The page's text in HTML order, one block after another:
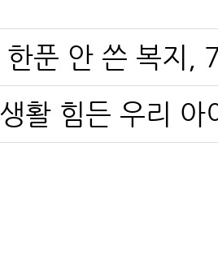
한푼 안 쓴 복지,
활 힘든 우리 아